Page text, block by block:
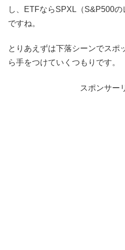
し、ETFならSPXL（S&P500
ですね。
とりあえずは下落シーンでスポ
ら手をつけていくつもりです。
スポンサー